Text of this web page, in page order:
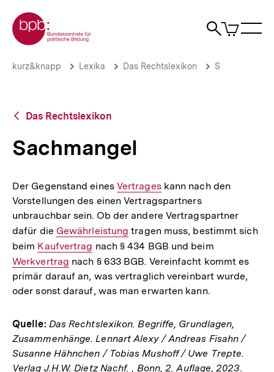
zum
Seiteninhalt
springen
Zur Startseite der bpb
Suche
Artikel
im
Sachmangel
Brotkrümelnavigation
Pfadnavigation
kurz&knapp Lexika Das Rechtslexikon S
Zurück
Übersicht
Das Rechtslexikon
Sachmangel
Der Gegenstand eines Interner
Link:
Vertrageskann nach den
Vorstellungen des einen Vertragspartners
unbrauchbar sein. Ob der andere Vertragspartner
dafür die Interner
Link:
Gewährleistung tragen muss, bestimmt sich
beim Interner
Link:
Kaufvertrag nach § 434 BGB und beim
Link:
Werkvertrag nach § 633 BGB. Vereinfacht kommt es
primär darauf an, was vertraglich vereinbart wurde,
oder sonst darauf, was man erwarten kann.
Quelle: Das Rechtslexikon. Begriffe, Grundlagen,
Zusammenhänge. Lennart Alexy / Andreas Fisahn /
Susanne Hähnchen / Tobias Mushoff / Uwe Trepte.
Verlag J.H.W. Dietz Nachf. , Bonn, 2. Auflage, 2023.